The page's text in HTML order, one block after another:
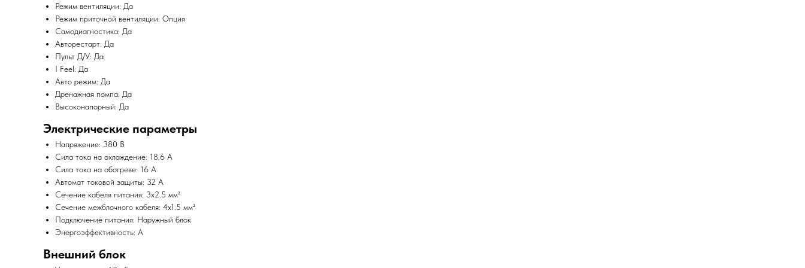
Режим вентиляции: Да
Режим приточной вентиляции: Опция
Самодиагностика: Да
Авторестарт: Да
Пульт Д/У: Да
I Feel: Да
Авто режим: Да
Дренажная помпа: Да
Высоконапорный: Да
Электрические параметры
Напряжение: 380 В
Сила тока на охлаждение: 18.6 А
Сила тока на обогреве: 16 А
Автомат токовой защиты: 32 А
Сечение кабеля питания: 3x2.5 мм²
Сечение межблочного кабеля: 4x1.5 мм²
Подключение питания: Наружный блок
Энергоэффективность: A
Внешний блок